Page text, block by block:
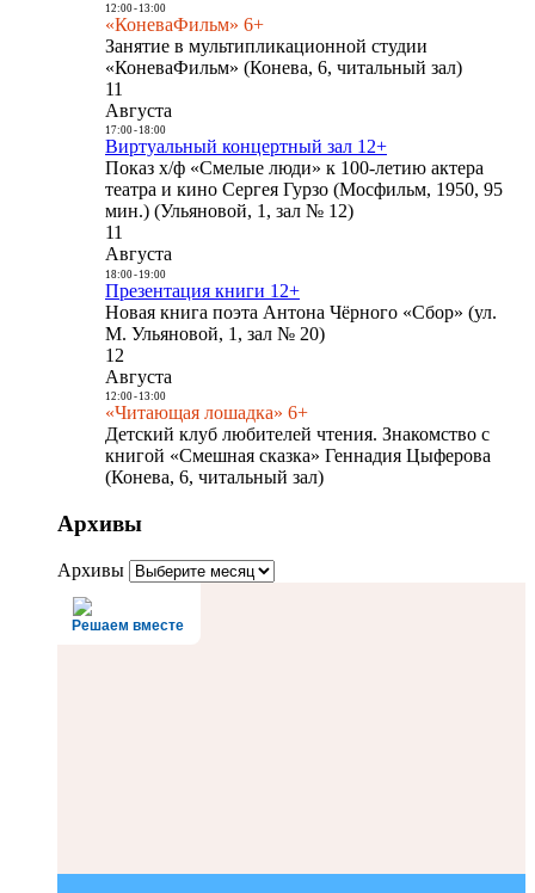
12:00- 13:00
«КоневаФильм» 6+
Занятие в мультипликационной студии
«КоневаФильм» (Конева, 6, читальный зал)
11
Августа
17:00- 18:00
Виртуальный концертный зал 12+
Показ х/ф «Смелые люди» к 100-летию актера
театра и кино Сергея Гурзо (Мосфильм, 1950, 95
мин.) (Ульяновой, 1, зал № 12)
11
Августа
18:00- 19:00
Презентация книги 12+
Новая книга поэта Антона Чёрного «Сбор» (ул.
М. Ульяновой, 1, зал № 20)
12
Августа
12:00- 13:00
«Читающая лошадка» 6+
Детский клуб любителей чтения. Знакомство с
книгой «Смешная сказка» Геннадия Цыферова
(Конева, 6, читальный зал)
Архивы
Архивы
Решаем вместе